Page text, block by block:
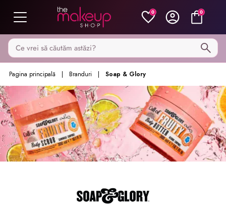
0 0
Caută pe MakeupShop
Pagina principală Branduri Soap & Glory